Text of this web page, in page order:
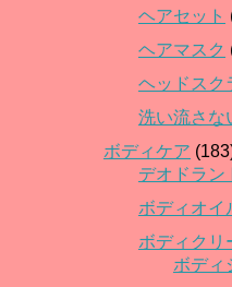
ヘアセット
ヘアマスク
ヘッドスク
洗い流さな
ボディケア
デオドラン
ボディオイ
ボディクリ
ボディ